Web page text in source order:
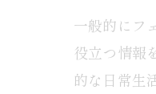
一般的にフ
役立つ情報
的な日常生